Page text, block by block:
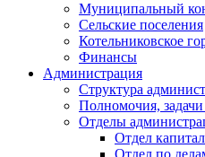
Муниципальный
Сельские поселения
Котельниковское
Финансы
Администрация
Структура
Полномочия,
Отделы
Отдел
Отдел по